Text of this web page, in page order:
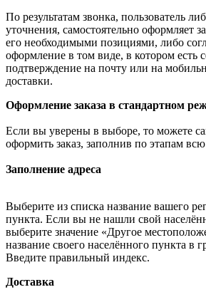
По результатам звонка, пользователь
уточнения, самостоятельно оформляет
его необходимыми позициями, либо
оформление в том виде, в котором есть
подтверждение на почту или на
доставки.
Оформление заказа в стандартном
Если вы уверены в выборе, то можете
оформить заказ, заполнив по этапам
Заполнение адреса
Выберите из списка название вашего
пункта. Если вы не нашли свой
выберите значение «Другое
название своего населённого пункта в
Введите правильный индекс.
Доставка